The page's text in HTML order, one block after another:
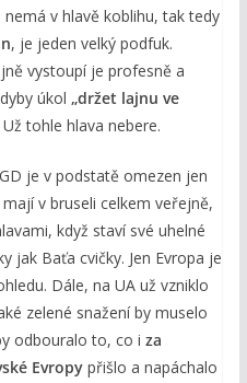
v hlavě koblihu, tak tedy
, je jeden velký podfuk.
vystoupí je profesně a
úkol „držet lajnu ve
tohle hlava nebere.
je v podstatě omezen jen
v bruseli celkem veřejně,
když staví své uhelné
jak Baťa cvičky. Jen Evropa je
Dále, na UA už vzniklo
zelené snažení by muselo
odbouralo to, co i za
Evropypřišlo a napáchalo